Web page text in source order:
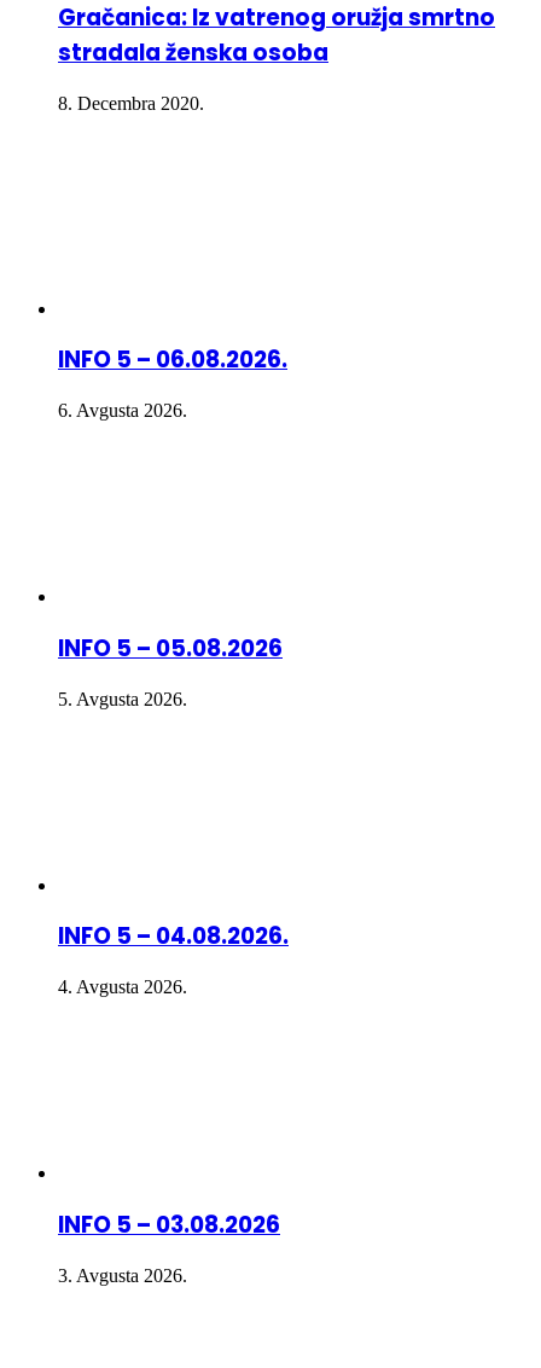
Gračanica: Iz vatrenog oružja smrtno
stradala ženska osoba
8. Decembra 2020.
INFO 5 – 06.08.2026.
6. Avgusta 2026.
INFO 5 – 05.08.2026
5. Avgusta 2026.
INFO 5 – 04.08.2026.
4. Avgusta 2026.
INFO 5 – 03.08.2026
3. Avgusta 2026.